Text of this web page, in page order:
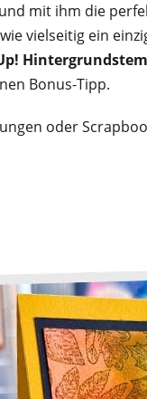
mit ihm die
vielseitig ein
Bonus-Tipp.
oder